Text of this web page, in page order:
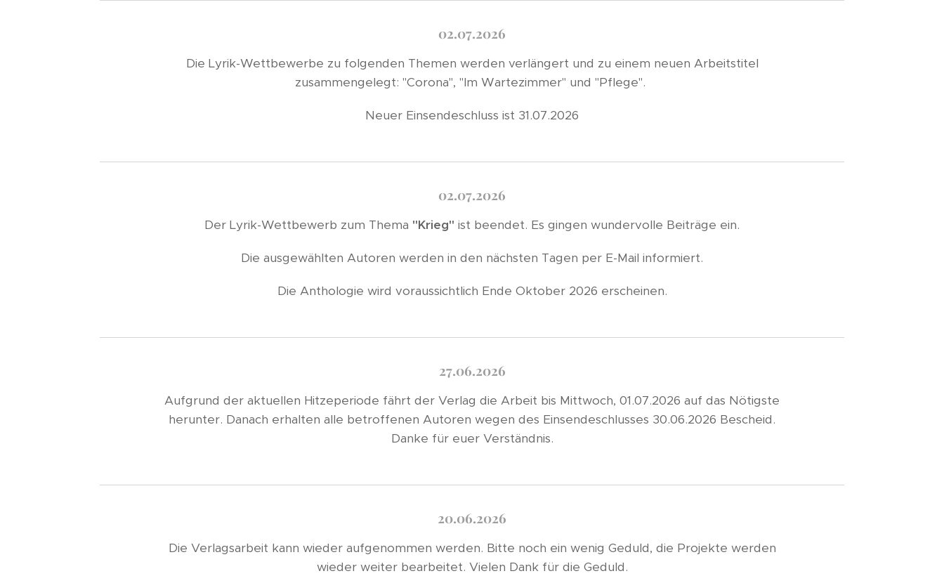
02.07.2026
Die Lyrik-Wettbewerbe zu folgenden Themen werden verlängert und zu einem neuen Arbeitstitel
zusammengelegt: "Corona", "Im Wartezimmer" und "Pflege".
Neuer Einsendeschluss ist 31.07.2026
02.07.2026
Der Lyrik-Wettbewerb zum Thema "Krieg" ist beendet. Es gingen wundervolle Beiträge ein.
Die ausgewählten Autoren werden in den nächsten Tagen per E-Mail informiert.
Die Anthologie wird voraussichtlich Ende Oktober 2026 erscheinen.
27.06.2026
Aufgrund der aktuellen Hitzeperiode fährt der Verlag die Arbeit bis Mittwoch, 01.07.2026 auf das Nötigste
herunter. Danach erhalten alle betroffenen Autoren wegen des Einsendeschlusses 30.06.2026 Bescheid.
Danke für euer Verständnis.
20.06.2026
Die Verlagsarbeit kann wieder aufgenommen werden. Bitte noch ein wenig Geduld, die Projekte werden
wieder weiter bearbeitet. Vielen Dank für die Geduld.